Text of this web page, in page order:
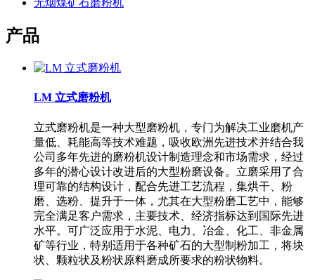
无烟煤矿石磨粉机
产品
LM 立式磨粉机
立式磨粉机是一种大型磨粉机，专门为解决工业磨机产
量低、耗能高等技术难题，吸收欧洲先进技术并结合我
公司多年先进的磨粉机设计制造理念和市场需求，经过
多年的潜心设计改进后的大型粉磨设备。立磨采用了合
理可靠的结构设计，配合先进工艺流程，集烘干、粉
磨、选粉、提升于一体，尤其在大型粉磨工艺中，能够
完全满足客户需求，主要技术、经济指标达到国际先进
水平。可广泛应用于水泥、电力、冶金、化工、非金属
矿等行业，特别适用于各种矿石的大型制粉加工，将块
状、颗粒状及粉状原料磨成所要求的粉状物料。